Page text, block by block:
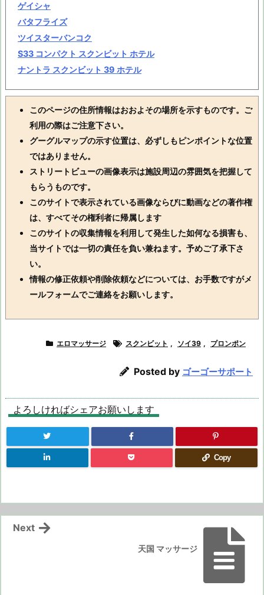
ゲイシャ
バタフライズ
ツイスターバンコク
S33 コンパクト スクンビット ホテル
ナントラ スクンビット 39 ホテル
このページの住所情報はおおよその場所を示すものです。ご
利用の際はご注意下さい。
グーグルマップの示す位置は、必ずしもピンポイントな位置
ではありません。
ストリートビューの画像表示は施設周辺の雰囲気を把握して
もらうものです。
このサイトで表示されている画像ならびに動画などの著作権
は、すべてその権利者に帰属します
このサイトの収集情報を利用して発生した如何なる損害も、
当サイトでは一切の責任を負い兼ねます。予めご了承下さ
い。
情報の修正依頼や削除依頼などについては、お手数ですがメ
ールフォームでご連絡をお願いします。
エロマッサージ スクンビット , ソイ39 , プロンポン
Posted by ゴーゴーサポート
よろしければシェアお願いします
Copy
天国 マッサージ
Next